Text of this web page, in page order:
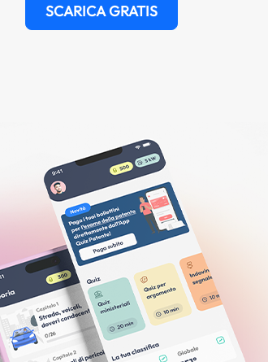
SCARICA GRATIS